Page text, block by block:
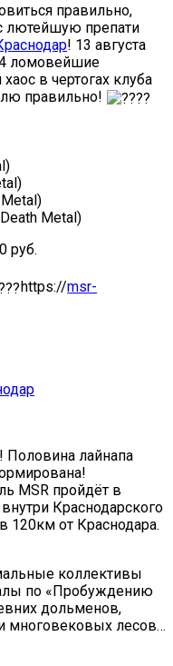
правильно,
лютейшую препати
! 13 августа
4 ломовейшие
в чертогах клуба
правильно!
Metal)
руб.
https://msr-
лайнапа
MSR пройдёт в
Краснодарского
120км от Краснодара.
коллективы
по «Пробуждению
дольменов,
многовековых лесов…